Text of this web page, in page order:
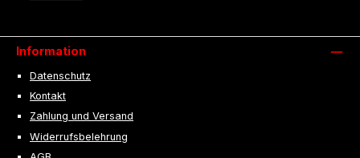
Information
Datenschutz
Kontakt
Zahlung und Versand
Widerrufsbelehrung